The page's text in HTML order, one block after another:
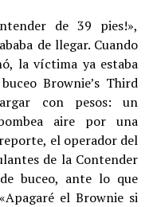
de 39 pies!»,
de llegar. Cuando
la víctima ya estaba
Brownie’s Third
con pesos: un
aire por una
el operador del
de la Contender
buceo, ante lo que
el Brownie si